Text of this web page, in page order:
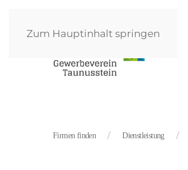
Zum Hauptinhalt springen
Firmen finden Dienstleistung